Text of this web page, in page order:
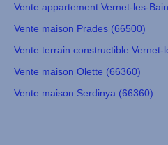
Vente appartement Vernet-les-
Vente maison Prades (66500)
Vente terrain constructible Vernet-
Vente maison Olette (66360)
Vente maison Serdinya (66360)